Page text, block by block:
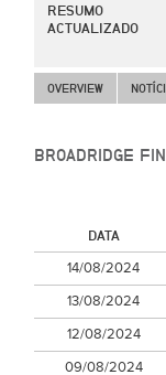
RESUMO
ACTUALIZADO
OVERVIEW
BROADRIDGE
DATA
14/08/2024
13/08/2024
12/08/2024
09/08/2024